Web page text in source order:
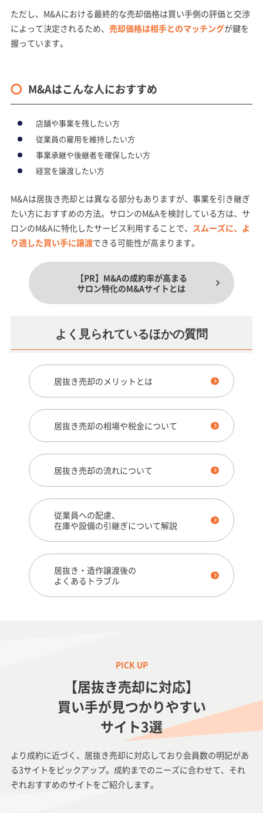
ただし、M&Aにおける最終的な売却価格は買い手側の評価と交渉
によって決定されるため、 売却価格は相手とのマッチングが鍵を
握っています。
M&Aはこんな人におすすめ
店舗や事業を残したい方
従業員の雇用を維持したい方
事業承継や後継者を確保したい方
経営を譲渡したい方
M&Aは居抜き売却とは異なる部分もありますが、事業を引き継ぎ
たい方におすすめの方法。サロンのM&Aを検討している方は、サ
ロンのM&Aに特化したサービス利用することで、 スムーズに、よ
り適した買い手に譲渡できる可能性が高まります。
【PR】M&Aの成約率が高まる
サロン特化のM&Aサイトとは
よく見られているほかの質問
居抜き売却のメリットとは
居抜き売却の相場や税金について
居抜き売却の流れについて
従業員への配慮、
在庫や設備の引継ぎについて解説
居抜き・造作譲渡後の
よくあるトラブル
【居抜き売却に対応】
買い手が見つかりやすい
サイト3選
より成約に近づく、居抜き売却に対応しており会員数の明記があ
る3サイトをピックアップ。成約までのニーズに合わせて、それ
ぞれおすすめのサイトをご紹介します。